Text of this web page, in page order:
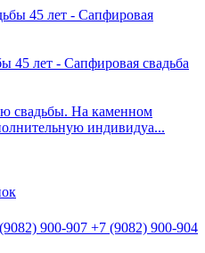
45 лет - Сапфировая свадьба
свадьбы. На каменном
индивидуа...
900-907 +7 (9082) 900-904